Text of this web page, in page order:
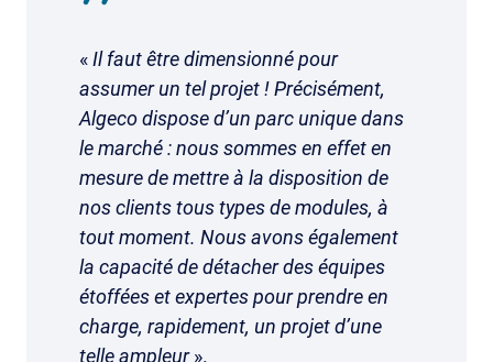
«Il faut être dimensionné pour
assumer un tel projet ! Précisément,
Algeco dispose d’un parc unique dans
le marché : nous sommes en effet en
mesure de mettre à la disposition de
nos clients tous types de modules, à
tout moment. Nous avons également
la capacité de détacher des équipes
étoffées et expertes pour prendre en
charge, rapidement, un projet d’une
telle ampleur».